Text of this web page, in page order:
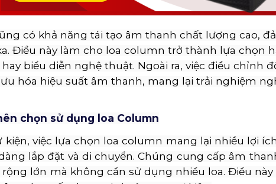
có khả năng tái tạo âm thanh chất lượng cao,
Điều này làm cho loa column trở thành lựa chọn
biểu diễn nghệ thuật. Ngoài ra, việc điều chỉnh
hóa hiệu suất âm thanh, mang lại trải nghiệm
chọn sử dụng loa Column
kiện, việc lựa chọn loa column mang lại nhiều lợi
lắp đặt và di chuyển. Chúng cung cấp âm
lớn mà không cần sử dụng nhiều loa. Điều